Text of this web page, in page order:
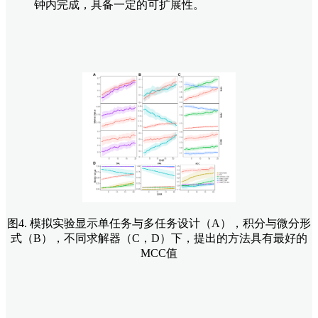
钟内完成，具备一定的可扩展性。
图4. 模拟实验显示单任务与多任务设计（A），积分与微分形
式（B），不同求解器（C，D）下，提出的方法具有最好的
MCC值